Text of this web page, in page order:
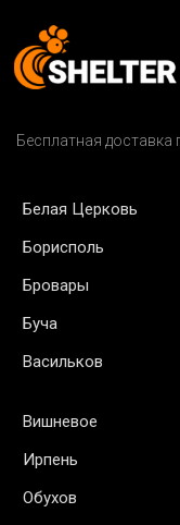
Бесплатная
Белая Церковь
Борисполь
Бровары
Буча
Васильков
Вишневое
Ирпень
Обухов